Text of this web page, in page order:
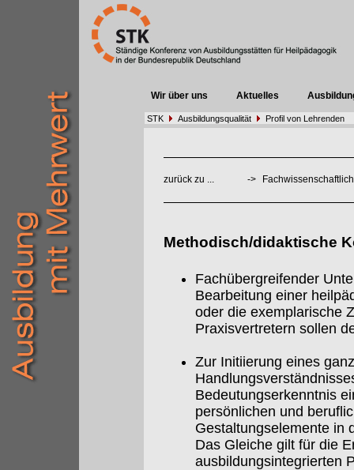
Wir über uns Aktuelles
STK Ausbildungsqualität Profil von Lehrenden
zurück zu ... ->
Methodisch/didaktische
Fachübergreifender
Bearbeitung einer
oder die exemplarische
Praxisvertretern sollen
Zur Initiierung eines
Bedeutungserkenntnis
persönlichen und
Gestaltungselemente in
Das Gleiche gilt für die
ausbildungsintegrierten